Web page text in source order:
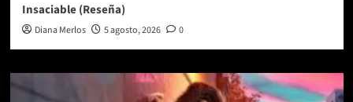
Insaciable (Reseña)
Diana Merlos 5 agosto, 2026 0